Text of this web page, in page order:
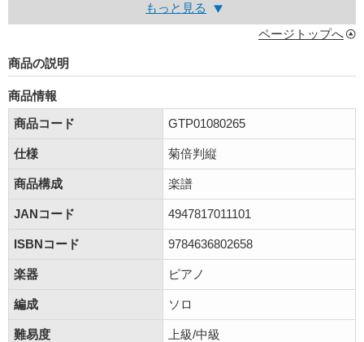
もっと見る
ページトップへ
商品の説明
商品情報
商品コード
GTP01080265
仕様 菊倍判縦
商品構成 楽譜
JANコード 4947817011101
ISBNコード 9784636802658
楽器 ピアノ
編成 ソロ
難易度 上級/中級